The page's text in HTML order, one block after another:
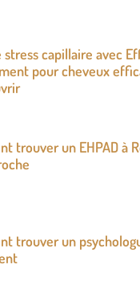
stress capillaire avec
pour cheveux
trouver un EHPAD à
trouver un